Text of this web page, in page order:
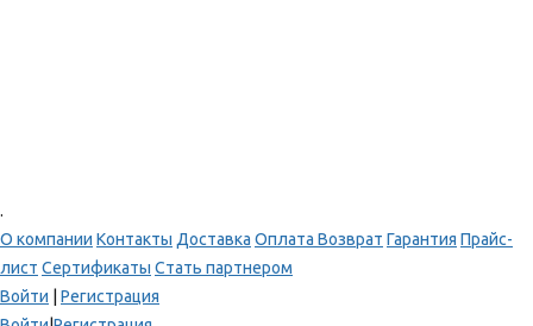
.
О компании Контакты Доставка Оплата Возврат Гарантия Прайс-
лист Сертификаты Стать партнером
Войти
Регистрация